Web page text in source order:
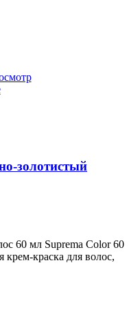
золотистый
60 мл Suprema Color 60
крем-краска для волос,